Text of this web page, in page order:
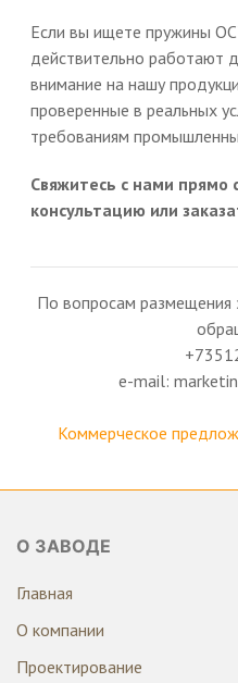
Если вы ищете пружины
действительно работают
внимание на нашу
проверенные в реальных
требованиям
Свяжитесь с нами прямо
консультацию или
По вопросам размещения
e-mail:
Коммерческое
О ЗАВОДЕ
Главная
О компании
Проектирование